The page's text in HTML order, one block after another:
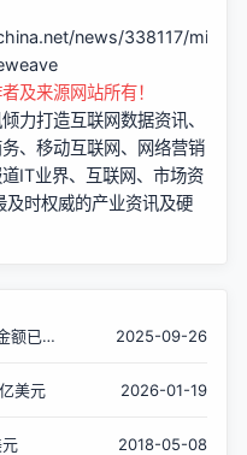
news/338117/
及来源网站所有！
力打造互联网数据资讯、
、移动互联网、网络营销
IT业界、互联网、市场资
及时权威的产业资讯及硬
额已达
2025-09-26
美元 2026-01-19
2018-05-08